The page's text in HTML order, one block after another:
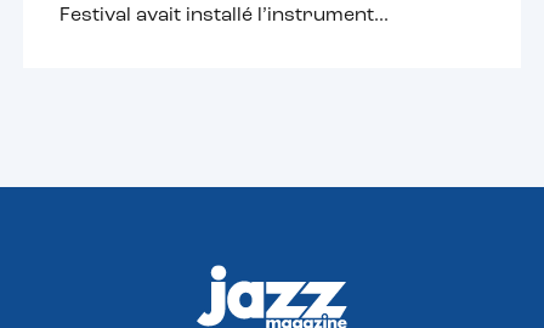
Festival avait installé l’instrument...